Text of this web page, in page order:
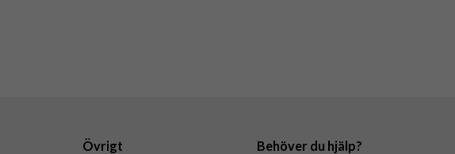
Övrigt Behöver du hjälp?